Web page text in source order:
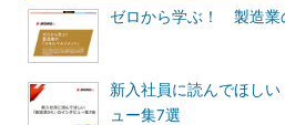
ゼロから学ぶ！ 製造業
新入社員に読んでほし
ュー集7選